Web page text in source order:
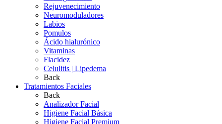
Rejuvenecimiento
Neuromoduladores
Labios
Pomulos
Ácido hialurónico
Vitaminas
Flacidez
Celulitis | Lipedema
Back
Tratamientos Faciales
Back
Analizador Facial
Higiene Facial Básica
Higiene Facial Premium